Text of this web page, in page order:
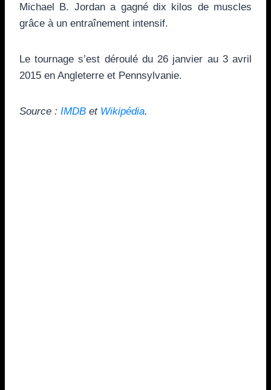
Michael B. Jordan a gagné dix kilos de muscles
grâce à un entraînement intensif.
Le tournage s’est déroulé du 26 janvier au 3 avril
2015 en Angleterre et Pennsylvanie.
Source : IMDB et Wikipédia.